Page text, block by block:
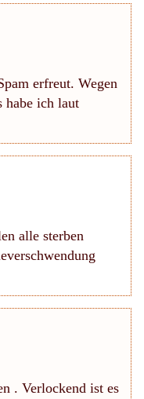
erfreut. Wegen
habe ich laut
alle sterben
. Verlockend ist es